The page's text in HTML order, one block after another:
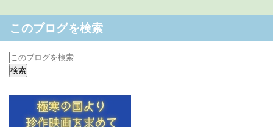
このブログを検索